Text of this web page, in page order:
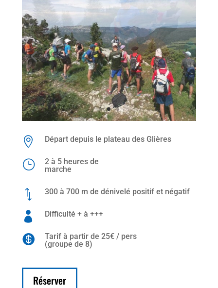
 Départ depuis le plateau des Glières
}
2 à 5 heures de
marche
* 300 à 700 m de dénivelé positif et négatif
 Difficulté + à +++

Tarif à partir de 25€ / pers
(groupe de 8)
Réserver